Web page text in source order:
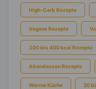
High-Carb Rezepte
Vegane Rezepte
300 bis 400 kcal Rezepte
Abendessen Rezepte
Warme Küche 20